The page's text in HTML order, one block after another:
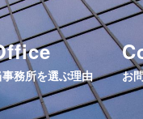
務所を選ぶ理由 お